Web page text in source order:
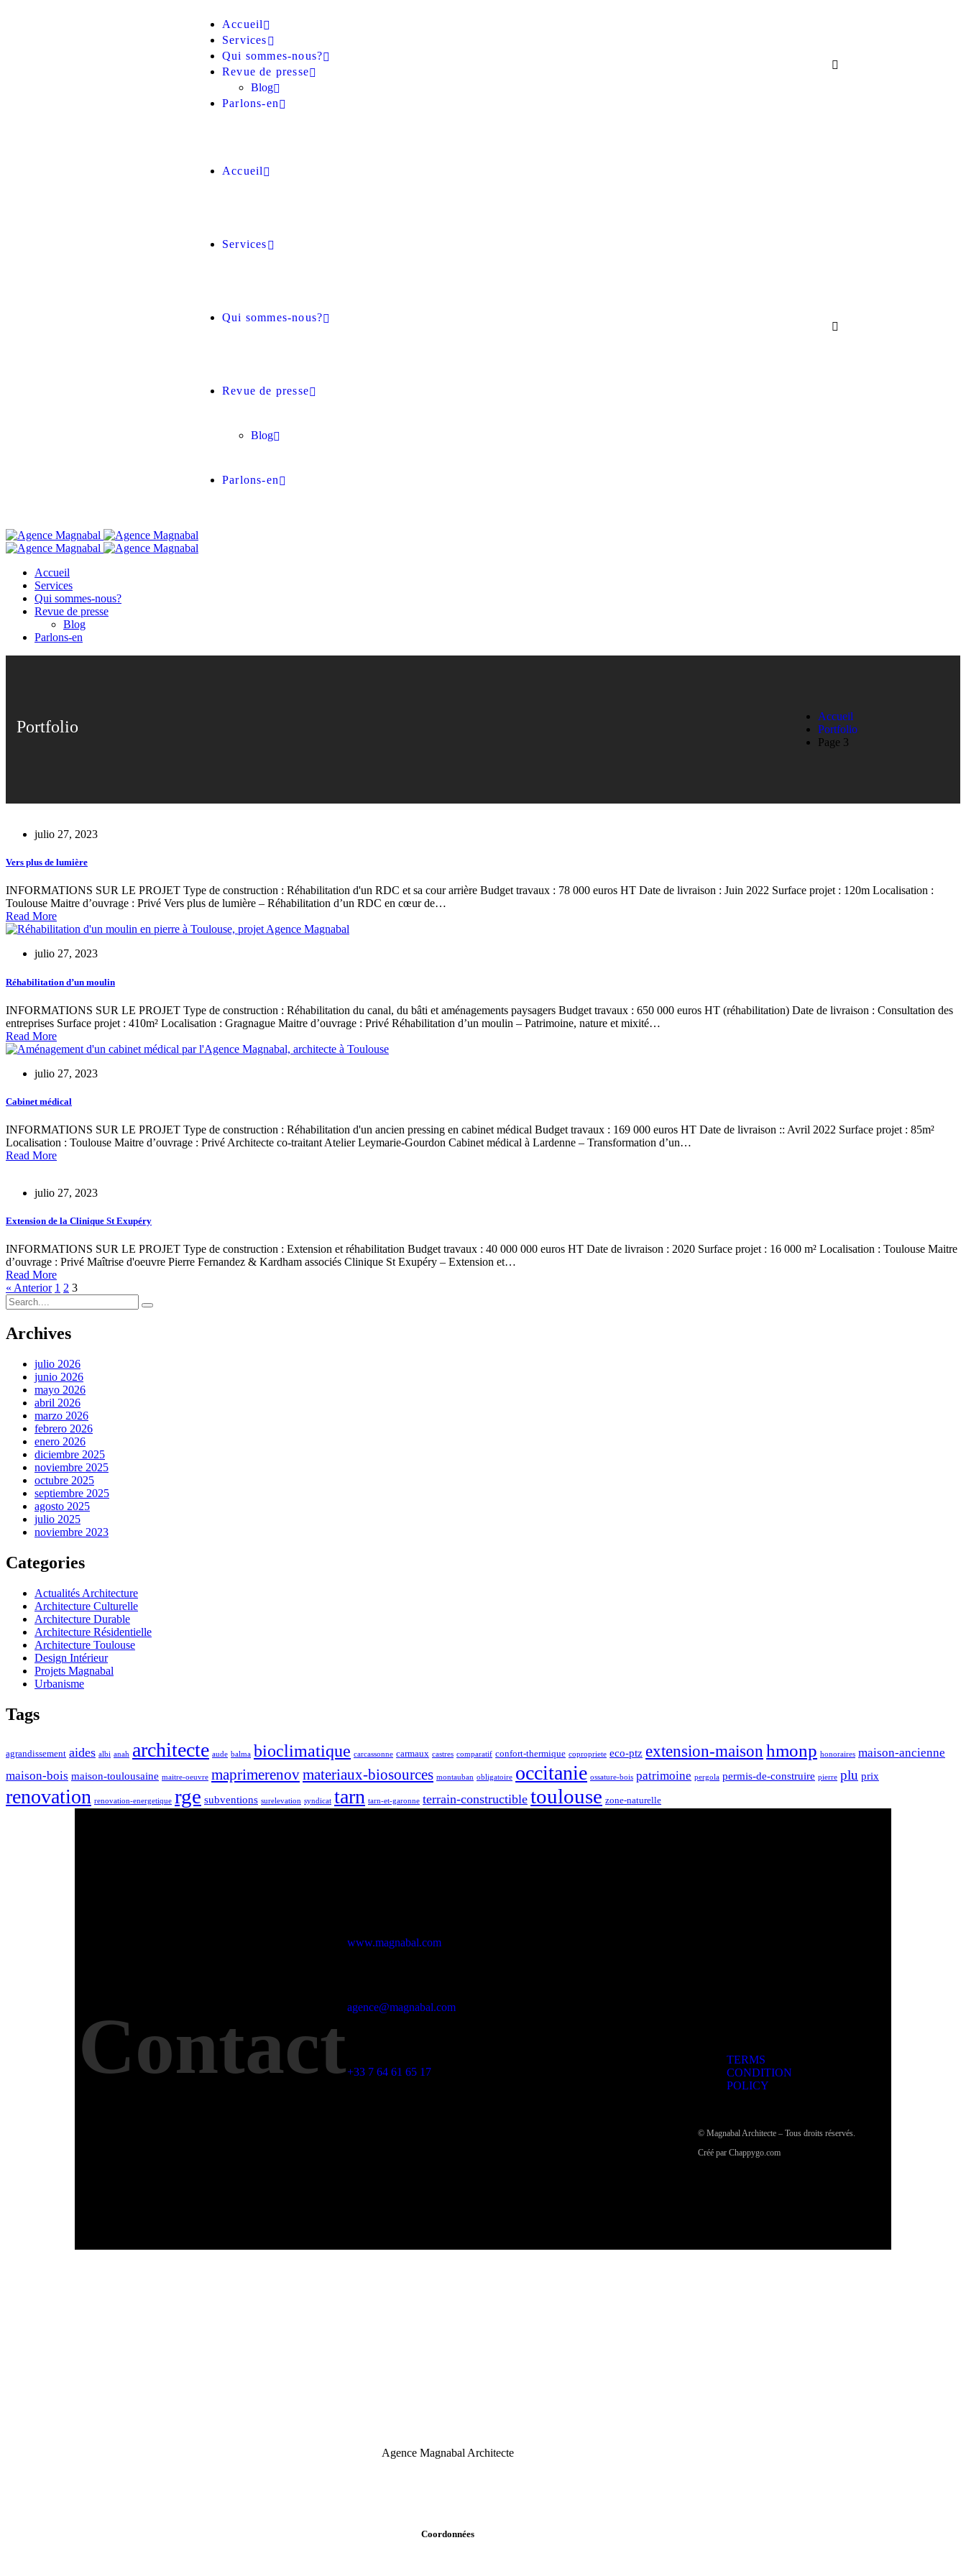
Accueil
Services
Qui sommes-nous?
Revue de presse
Blog
Parlons-en
Accueil
Services
Qui sommes-nous?
Revue de presse
Blog
Parlons-en
Accueil
Services
Qui sommes-nous?
Revue de presse
Blog
Parlons-en
Portfolio
Accueil
Portfolio
Page 3
julio 27, 2023
Vers plus de lumière
INFORMATIONS SUR LE PROJET Type de construction : Réhabilitation d'un RDC et sa cour arrière Budget travaux : 78 000 euros HT Date de livraison : Juin 2022 Surface projet : 120m Localisation :
Toulouse Maitre d’ouvrage : Privé Vers plus de lumière – Réhabilitation d’un RDC en cœur de…
Read More
julio 27, 2023
Réhabilitation d’un moulin
INFORMATIONS SUR LE PROJET Type de construction : Réhabilitation du canal, du bâti et aménagements paysagers Budget travaux : 650 000 euros HT (réhabilitation) Date de livraison : Consultation des
entreprises Surface projet : 410m² Localisation : Gragnague Maitre d’ouvrage : Privé Réhabilitation d’un moulin – Patrimoine, nature et mixité…
Read More
julio 27, 2023
Cabinet médical
INFORMATIONS SUR LE PROJET Type de construction : Réhabilitation d'un ancien pressing en cabinet médical Budget travaux : 169 000 euros HT Date de livraison :: Avril 2022 Surface projet : 85m²
Localisation : Toulouse Maitre d’ouvrage : Privé Architecte co-traitant Atelier Leymarie-Gourdon Cabinet médical à Lardenne – Transformation d’un…
Read More
julio 27, 2023
Extension de la Clinique St Exupéry
INFORMATIONS SUR LE PROJET Type de construction : Extension et réhabilitation Budget travaux : 40 000 000 euros HT Date de livraison : 2020 Surface projet : 16 000 m² Localisation : Toulouse Maitre
d’ouvrage : Privé Maîtrise d'oeuvre Pierre Fernandez & Kardham associés Clinique St Exupéry – Extension et…
Read More
« Anterior 1 2 3
Archives
julio 2026
junio 2026
mayo 2026
abril 2026
marzo 2026
febrero 2026
enero 2026
diciembre 2025
noviembre 2025
octubre 2025
septiembre 2025
agosto 2025
julio 2025
noviembre 2023
Categories
Actualités Architecture
Architecture Culturelle
Architecture Durable
Architecture Résidentielle
Architecture Toulouse
Design Intérieur
Projets Magnabal
Urbanisme
Tags
agrandissement aides albi anah architecte aude balma bioclimatique carcassonne carmaux castres comparatif confort-thermique copropriete eco-ptz extension-maison hmonp honoraires maison-ancienne
maison-bois maison-toulousaine maitre-oeuvre maprimerenovmateriaux-biosources montauban obligatoire occitanie ossature-bois patrimoine pergola permis-de-construire pierre plu prix
renovation renovation-energetique rge subventions surelevation syndicat tarn tarn-et-garonne terrain-constructible toulouse zone-naturelle
Contact
www.magnabal.com
agence@magnabal.com
+33 7 64 61 65 17
TERMS
CONDITION
POLICY
© Magnabal Architecte – Tous droits réservés.
Créé par Chappygo.com
Agence Magnabal Architecte
Coordonnées